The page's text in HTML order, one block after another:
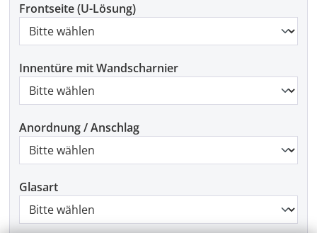
Frontseite (U-Lösung)
Innentüre mit Wandscharnier
Anordnung / Anschlag
Glasart